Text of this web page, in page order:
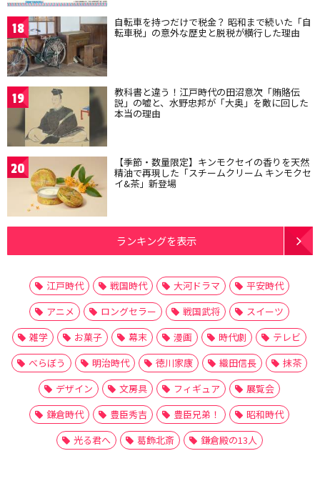
18 自転車を持つだけで税金？ 昭和まで続いた「自
転車税」の意外な歴史と脱税が横行した理由
19 教科書と違う！江戸時代の田沼意次「賄賂伝
説」の嘘と、水野忠邦が「大奥」を敵に回した
本当の理由
20 【季節・数量限定】キンモクセイの香りを天然
精油で再現した「スチームクリーム キンモクセ
イ&茶」新登場
ランキングを表示
江戸時代 戦国時代 大河ドラマ
平安時代
アニメ
ロングセラー 戦国武将
スイーツ
雑学
お菓子 幕末 漫画 時代劇
テレビ
べらぼう
明治時代 徳川家康 織田信長
抹茶
デザイン
文房具 フィギュア
展覧会
鎌倉時代
豊臣秀吉 豊臣兄弟！
昭和時代
光る君へ
葛飾北斎 鎌倉殿の13人